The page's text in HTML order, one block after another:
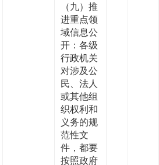
（九）推
进重点领
域信息公
开：各级
行政机关
对涉及公
民、法人
或其他组
织权利和
义务的规
范性文
件，都要
按照政府